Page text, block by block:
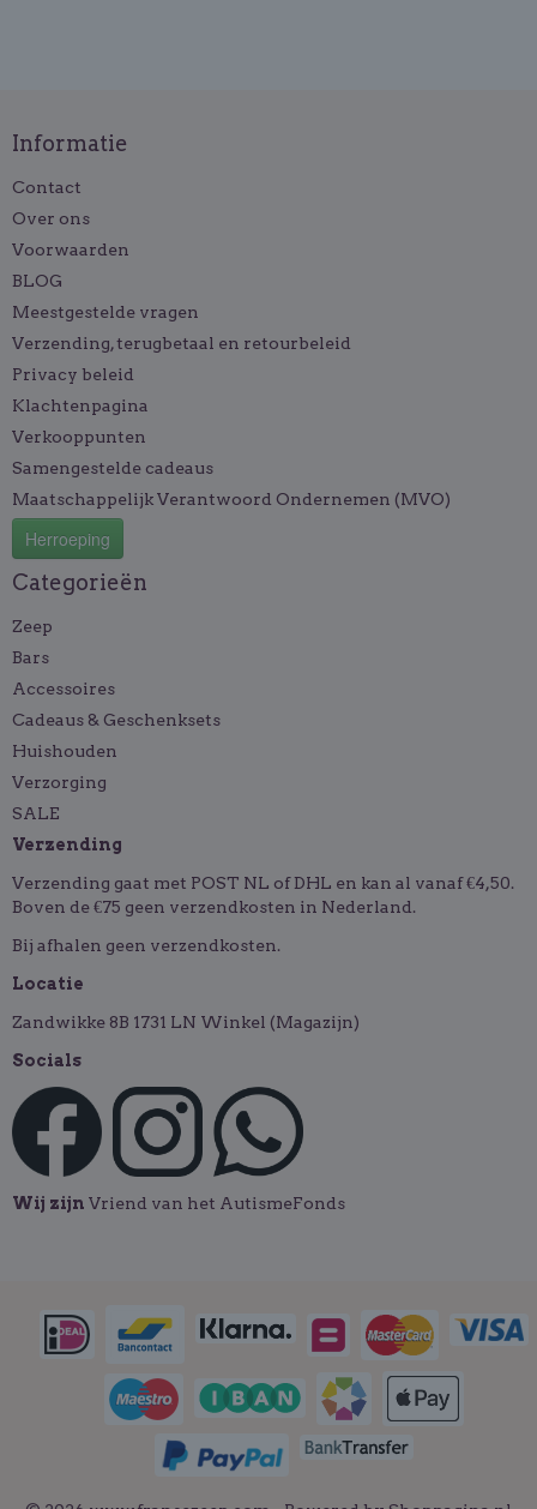
Informatie
Contact
Over ons
Voorwaarden
BLOG
Meestgestelde vragen
Verzending, terugbetaal en retourbeleid
Privacy beleid
Klachtenpagina
Verkooppunten
Samengestelde cadeaus
Maatschappelijk Verantwoord Ondernemen (MVO)
Herroeping
Categorieën
Zeep
Bars
Accessoires
Cadeaus & Geschenksets
Huishouden
Verzorging
SALE
Verzending
Verzending gaat met POST NL of DHL en kan al vanaf €4,50.
Boven de €75 geen verzendkosten in Nederland.
Bij afhalen geen verzendkosten.
Locatie
Zandwikke 8B 1731 LN Winkel (Magazijn)
Socials
Wij zijn Vriend van het AutismeFonds